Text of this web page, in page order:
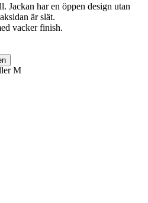
Jackan har en öppen design utan
är slät.
vacker finish.
M